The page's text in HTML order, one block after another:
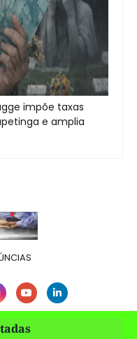
impõe taxas
e amplia